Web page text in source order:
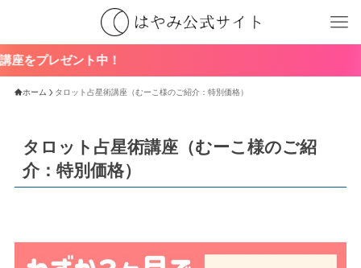
中！
ホーム タロット占星術講座（むーこ様のご紹介：特別価格）
タロット占星術講座（むーこ様のご紹
介：特別価格）